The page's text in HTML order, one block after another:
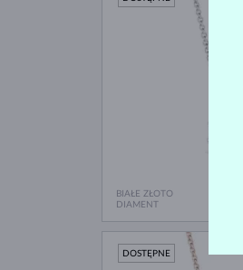
BIAŁE ZŁOTO
DIAMENT
DOSTĘPNE